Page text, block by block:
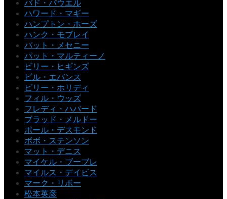
バド・パウエル
ハワード・マギー
ハンプトン・ホーズ
ハンク・モブレイ
パット・メセニー
パット・マルティーノ
ビリー・ヒギンズ
ビル・エバンス
ビリー・ホリディ
フィル・ウッズ
フレディ・ハバード
ブラッド・メルドー
ポール・デスモンド
ボボ・ステンソン
マット・デニス
マイケル・ブーブレ
マイルス・デイビス
マーク・リボー
松本英彦